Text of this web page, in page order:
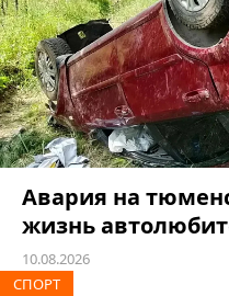
Авария на
жизнь
10.08.2026
СПОРТ